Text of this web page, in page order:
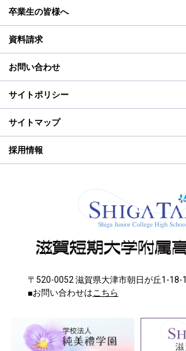
滋賀短期大学への推薦制度
2026年度（令和8年度）募集概要
過去の入試問題
制服紹介
海外研修旅行
学校行事
保護者の皆様へ
PT通信
卒業生の皆様へ
各種証明書交付について
同窓会事務局よりお知らせ
同窓会報（すみれ）、すみれweb
ご住所変更
資料請求
お問い合わせ
サイトポリシー
サイトマップ
採用情報
〒520-0052 滋賀県大津市朝日が丘1-18-1
■お問い合わせはこちら